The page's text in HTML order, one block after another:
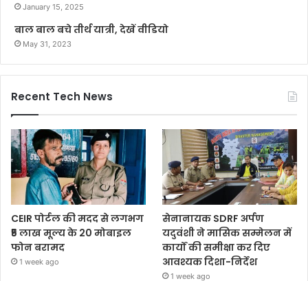
January 15, 2025
बाल बाल बचे तीर्थ यात्री, देखें वीडियो
May 31, 2023
Recent Tech News
CEIR पोर्टल की मदद से लगभग
₹5 लाख मूल्य के 20 मोबाइल
फोन बरामद
1 week ago
सेनानायक SDRF अर्पण
यदुवंशी ने मासिक सम्मेलन में
कार्यों की समीक्षा कर दिए
आवश्यक दिशा-निर्देश
1 week ago